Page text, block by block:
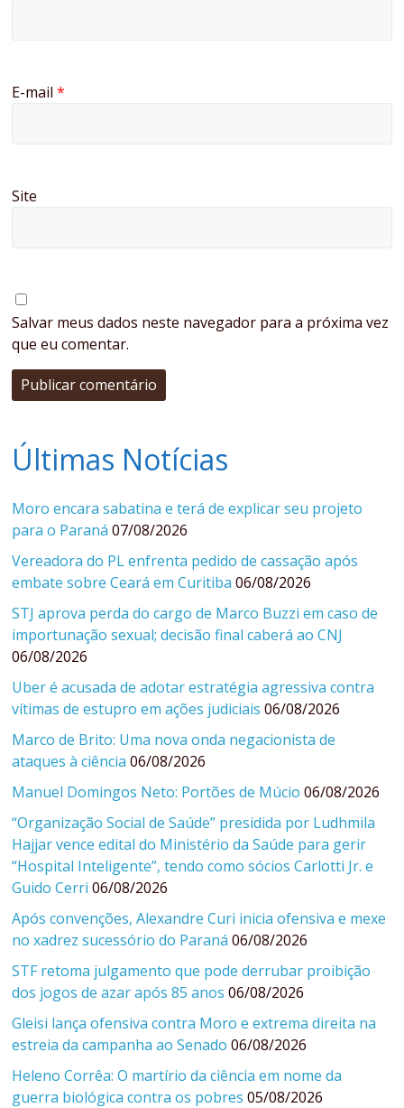
E-mail*
Site
Salvar meus dados neste navegador para a próxima vez
que eu comentar.
Últimas Notícias
Moro encara sabatina e terá de explicar seu projeto
para o Paraná 07/08/2026
Vereadora do PL enfrenta pedido de cassação após
embate sobre Ceará em Curitiba 06/08/2026
STJ aprova perda do cargo de Marco Buzzi em caso de
importunação sexual; decisão final caberá ao CNJ
06/08/2026
Uber é acusada de adotar estratégia agressiva contra
vítimas de estupro em ações judiciais 06/08/2026
Marco de Brito: Uma nova onda negacionista de
ataques à ciência 06/08/2026
Manuel Domingos Neto: Portões de Múcio 06/08/2026
“Organização Social de Saúde” presidida por Ludhmila
Hajjar vence edital do Ministério da Saúde para gerir
“Hospital Inteligente”, tendo como sócios Carlotti Jr. e
Guido Cerri 06/08/2026
Após convenções, Alexandre Curi inicia ofensiva e mexe
no xadrez sucessório do Paraná 06/08/2026
STF retoma julgamento que pode derrubar proibição
dos jogos de azar após 85 anos 06/08/2026
Gleisi lança ofensiva contra Moro e extrema direita na
estreia da campanha ao Senado 06/08/2026
Heleno Corrêa: O martírio da ciência em nome da
guerra biológica contra os pobres 05/08/2026